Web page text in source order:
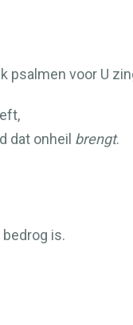
psalmen voor U
dat onheil brengt.
is.